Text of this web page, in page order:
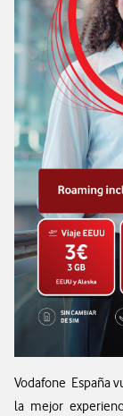
Vodafone España
la mejor